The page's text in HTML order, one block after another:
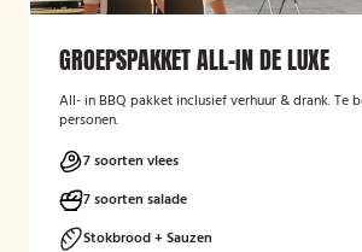
GROEPSPAKKET ALL-IN DE LUXE
All- in BBQ pakket inclusief verhuur & drank. Te
personen.
7 soorten vlees
7 soorten salade
Stokbrood + Sauzen